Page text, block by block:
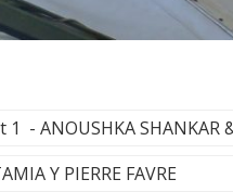
- ANOUSHKA SHANKAR
Y PIERRE FAVRE